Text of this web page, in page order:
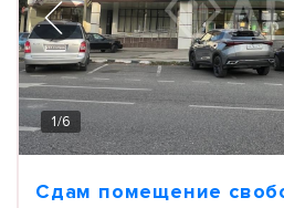
1/6
Сдам помещение